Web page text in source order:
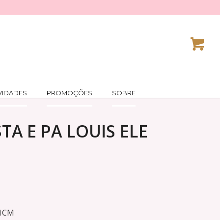
PROMOÇÕES SOBRE
E PA LOUIS ELE